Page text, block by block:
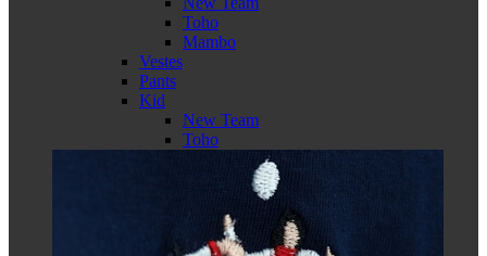
Toho
Mambo
Vestes
Pants
Kid
New Team
Toho